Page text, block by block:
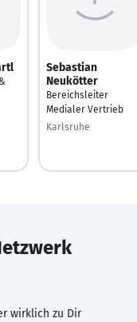
Sebastian
Neukötter
Bereichsleiter
Medialer Vertrieb
Karlsruhe
wirklich zu Dir